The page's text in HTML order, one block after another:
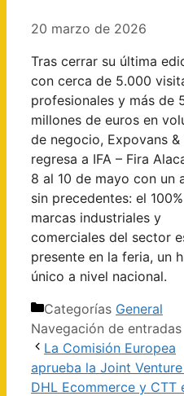
20 marzo de 2026
Tras cerrar su última
con cerca de 5.000
profesionales y más de
millones de euros en
de negocio, Expovans &
regresa a IFA – Fira
8 al 10 de mayo con un
sin precedentes: el
marcas industriales y
comerciales del sector
presente en la feria, un
único a nivel nacional.
Categorías General
Navegación de entradas
La Comisión Europea
aprueba la Joint
DHL Ecommerce y CTT